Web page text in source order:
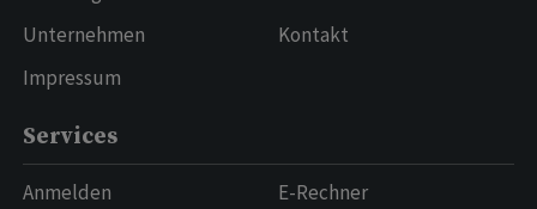
Unternehmen
Impressum
Kontakt
Services
Anmelden
E-Rechner